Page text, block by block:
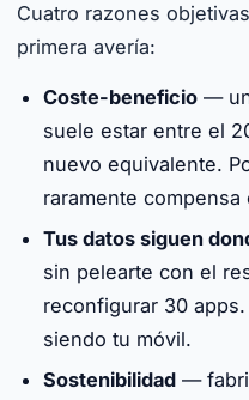
Cuatro razones
primera avería:
Coste-beneficio —
suele estar entre el
nuevo equivalente.
raramente compensa
Tus datos siguen
sin pelearte con el
reconfigurar 30
siendo tu móvil.
Sostenibilidad —